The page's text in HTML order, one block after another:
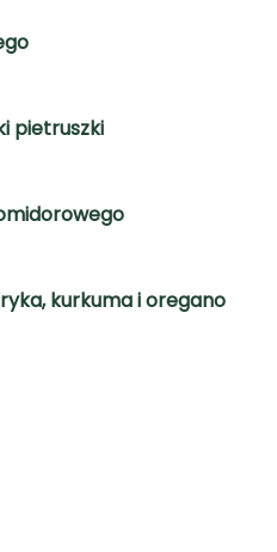
pietruszki
kurkuma i oregano